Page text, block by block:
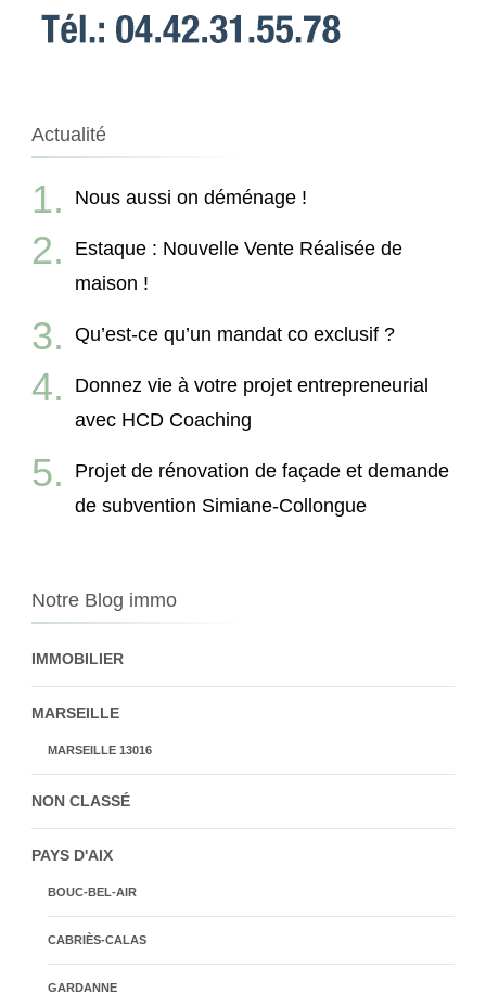
Actualité
Nous aussi on déménage !
Estaque : Nouvelle Vente Réalisée de
maison !
Qu’est-ce qu’un mandat co exclusif ?
Donnez vie à votre projet entrepreneurial
avec HCD Coaching
Projet de rénovation de façade et demande
de subvention Simiane-Collongue
Notre Blog immo
IMMOBILIER
MARSEILLE
MARSEILLE 13016
NON CLASSÉ
PAYS D'AIX
BOUC-BEL-AIR
CABRIÈS-CALAS
GARDANNE